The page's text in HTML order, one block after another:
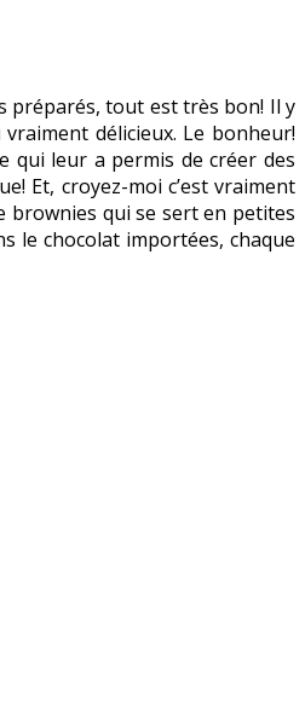
préparés, tout est très bon! Il y
délicieux. Le bonheur!
qui leur a permis de créer des
Et, croyez-moi c’est vraiment
brownies qui se sert en petites
le chocolat importées, chaque